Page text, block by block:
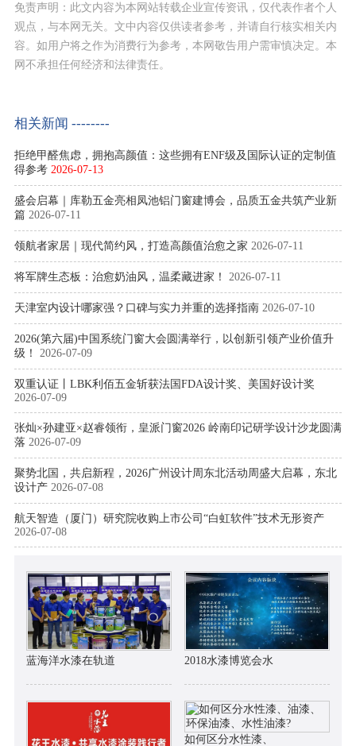
免责声明：此文内容为本网站转载企业宣传资讯，仅代表作者个人
观点，与本网无关。文中内容仅供读者参考，并请自行核实相关内
容。如用户将之作为消费行为参考，本网敬告用户需审慎决定。本
网不承担任何经济和法律责任。
相关新闻 --------
拒绝甲醛焦虑，拥抱高颜值：这些拥有ENF级及国际认证的定制值
得参考 2026-07-13
盛会启幕｜库勒五金亮相凤池铝门窗建博会，品质五金共筑产业新
篇 2026-07-11
领航者家居｜现代简约风，打造高颜值治愈之家 2026-07-11
将军牌生态板：治愈奶油风，温柔藏进家！ 2026-07-11
天津室内设计哪家强？口碑与实力并重的选择指南 2026-07-10
2026(第六届)中国系统门窗大会圆满举行，以创新引领产业价值升
级！
2026-07-09
双重认证丨LBK利佰五金斩获法国FDA设计奖、美国好设计奖
2026-07-09
张灿×孙建亚×赵睿领衔，皇派门窗2026 岭南印记研学设计沙龙圆满
落 2026-07-09
聚势北国，共启新程，2026广州设计周东北活动周盛大启幕，东北
设计产 2026-07-08
航天智造（厦门）研究院收购上市公司“白虹软件”技术无形资产
2026-07-08
蓝海洋水漆在轨道 2018水漆博览会水
如何区分水性漆、